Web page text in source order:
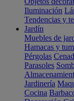
Iluminación
Tendencias y
Jardín
Muebles de
Hamacas y
Pérgolas
Parasoles
Jardinería
Cocina